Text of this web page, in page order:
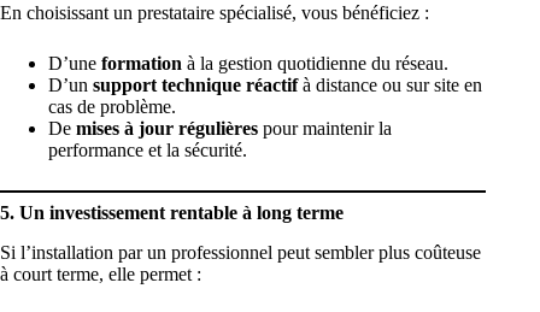
En choisissant un prestataire spécialisé, vous bénéficiez :
D’une formation à la gestion quotidienne du réseau.
D’un support technique réactifà distance ou sur site en
cas de problème.
De mises à jour régulières pour maintenir la
performance et la sécurité.
5. Un investissement rentable à long terme
Si l’installation par un professionnel peut sembler plus coûteuse
à court terme, elle permet :